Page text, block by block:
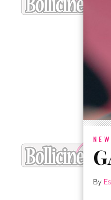
By